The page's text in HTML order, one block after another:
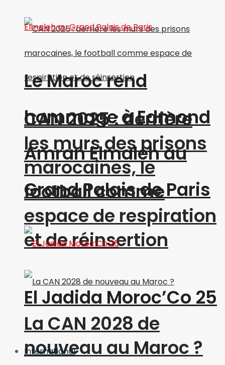
CAN 2025 : derrière
les murs des prisons
marocaines, le
football comme
espace de respiration
et de réinsertion
La CAN 2028 de
nouveau au Maroc ?
Le Maroc rend
hommage à Edmond
Amran Elmaleh au
Grand Palais de Paris
El Jadida Moroc’Co 25
International